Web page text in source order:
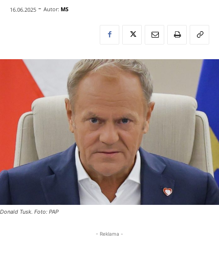
16.06.2025 - Autor: MS
Donald Tusk. Foto: PAP
- Reklama -